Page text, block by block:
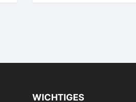
ProduktseiteWICHTIGES